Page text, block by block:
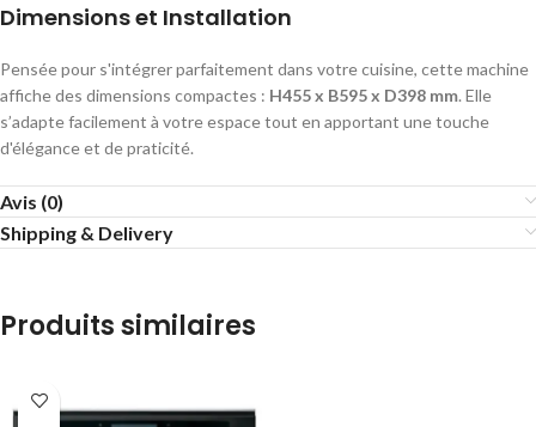
Dimensions et Installation
Pensée pour s'intégrer parfaitement dans votre cuisine, cette machine
affiche des dimensions compactes : H455 x B595 x D398 mm. Elle
s’adapte facilement à votre espace tout en apportant une touche
d'élégance et de praticité.
Avis (0)
Shipping & Delivery
Produits similaires